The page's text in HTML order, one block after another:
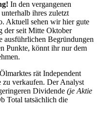
In den vergangenen
ihres zuletzt
Aktuell sehen wir hier gute
der seit Mitte Oktober
ausführlichen Begründungen
Punkte, könnt ihr nur dem
rät Independent
zu verkaufen. Der Analyst
Dividende (je Aktie
Total tatsächlich die